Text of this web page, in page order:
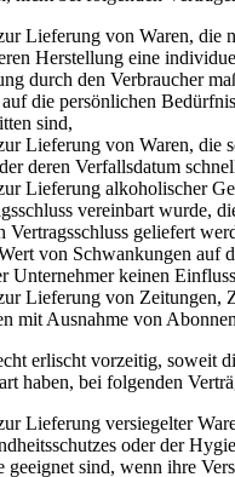
Lieferung von Waren, die
Herstellung eine
durch den Verbraucher
die persönlichen
sind,
Lieferung von Waren, die
deren Verfallsdatum
Lieferung alkoholischer
vereinbart wurde,
Vertragsschluss geliefert
von Schwankungen auf
Unternehmer keinen
Lieferung von Zeitungen,
mit Ausnahme von
erlischt vorzeitig, soweit
haben, bei folgenden
Lieferung versiegelter
oder der
geeignet sind, wenn ihre